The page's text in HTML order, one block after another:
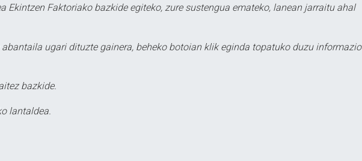
Ekintzen Faktoriako bazkide egiteko, zure sustengua emateko, lanean jarraitu ahal
abantaila ugari dituzte gainera, beheko botoian klik eginda topatuko duzu informazio
bazkide.
lantaldea.